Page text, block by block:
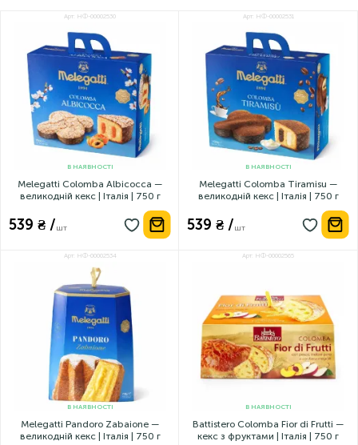
Арт: НФ-00002530
В НАЯВНОСТІ
Melegatti Colomba Albicocca —
великодній кекс | Італія | 750 г
539 ₴ /шт
Арт: НФ-00002531
В НАЯВНОСТІ
Melegatti Colomba Tiramisu —
великодній кекс | Італія | 750 г
539 ₴ /шт
Арт: НФ-00002534
В НАЯВНОСТІ
Melegatti Pandoro Zabaione —
великодній кекс | Італія | 750 г
Арт: НФ-00002565
В НАЯВНОСТІ
Battistero Colomba Fior di Frutti —
кекс з фруктами | Італія | 750 г